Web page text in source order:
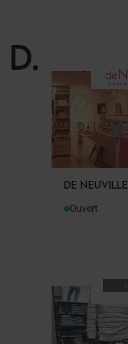
D.
DE NEUVILLE
Ouvert